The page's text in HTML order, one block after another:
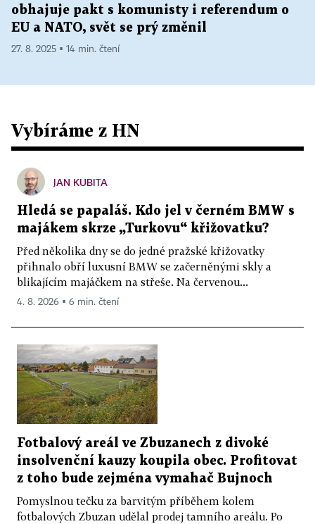
obhajuje pakt s komunisty i referendum o
EU a NATO, svět se prý změnil
27. 8. 2025 ▪ 14 min. čtení
Vybíráme z HN
JAN KUBITA
Hledá se papaláš. Kdo jel v černém BMW s
majákem skrze „Turkovu“ křižovatku?
Před několika dny se do jedné pražské křižovatky
přihnalo obří luxusní BMW se začerněnými skly a
blikajícím majáčkem na střeše. Na červenou...
4. 8. 2026 ▪ 6 min. čtení
Fotbalový areál ve Zbuzanech z divoké
insolvenční kauzy koupila obec. Profitovat
z toho bude zejména vymahač Bujnoch
Pomyslnou tečku za barvitým příběhem kolem
fotbalových Zbuzan udělal prodej tamního areálu. Po